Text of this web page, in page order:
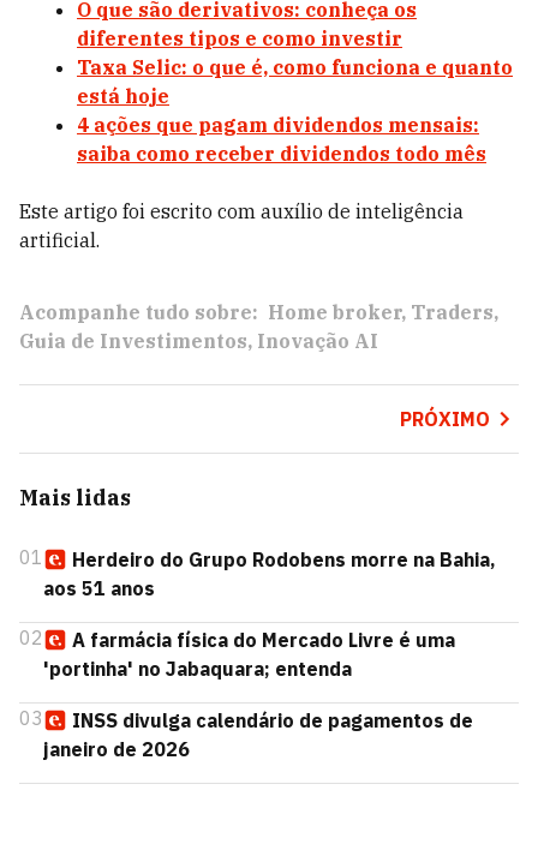
O que são derivativos: conheça os
diferentes tipos e como investir
Taxa Selic: o que é, como funciona e quanto
está hoje
4 ações que pagam dividendos mensais:
saiba como receber dividendos todo mês
Este artigo foi escrito com auxílio de inteligência
artificial.
Acompanhe tudo sobre: Home broker Traders
Guia de Investimentos Inovação AI
PRÓXIMO
Mais lidas
01
Herdeiro do Grupo Rodobens morre na Bahia,
aos 51 anos
02
A farmácia física do Mercado Livre é uma
'portinha' no Jabaquara; entenda
03
INSS divulga calendário de pagamentos de
janeiro de 2026